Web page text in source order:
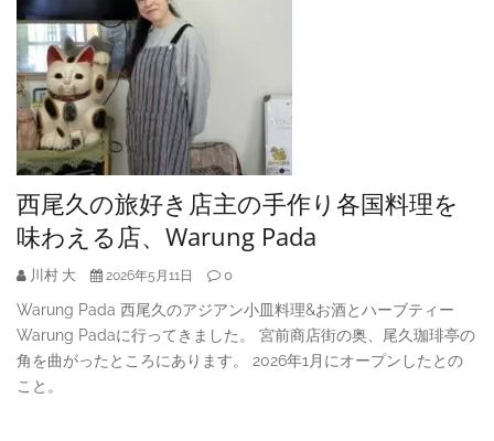
西尾久の旅好き店主の手作り各国料理を
味わえる店、Warung Pada
川村 大 2026年5月11日 0
Warung Pada 西尾久のアジアン小皿料理&お酒とハーブティー
Warung Padaに行ってきました。 宮前商店街の奥、尾久珈琲亭の
角を曲がったところにあります。 2026年1月にオープンしたとの
こと。